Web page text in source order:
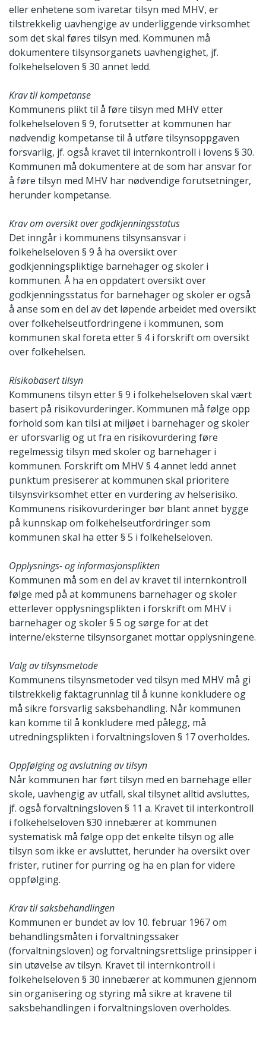
eller enhetene som ivaretar tilsyn med MHV, er
tilstrekkelig uavhengige av underliggende virksomhet
som det skal føres tilsyn med. Kommunen må
dokumentere tilsynsorganets uavhengighet, jf.
folkehelseloven § 30 annet ledd.
Krav til kompetanse
Kommunens plikt til å føre tilsyn med MHV etter
folkehelseloven § 9, forutsetter at kommunen har
nødvendig kompetanse til å utføre tilsynsoppgaven
forsvarlig, jf. også kravet til internkontroll i lovens § 30.
Kommunen må dokumentere at de som har ansvar for
å føre tilsyn med MHV har nødvendige forutsetninger,
herunder kompetanse.
Krav om oversikt over godkjenningsstatus
Det inngår i kommunens tilsynsansvar i
folkehelseloven § 9 å ha oversikt over
godkjenningspliktige barnehager og skoler i
kommunen. Å ha en oppdatert oversikt over
godkjenningsstatus for barnehager og skoler er også
å anse som en del av det løpende arbeidet med oversikt
over folkehelseutfordringene i kommunen, som
kommunen skal foreta etter § 4 i forskrift om oversikt
over folkehelsen.
Risikobasert tilsyn
Kommunens tilsyn etter § 9 i folkehelseloven skal vært
basert på risikovurderinger. Kommunen må følge opp
forhold som kan tilsi at miljøet i barnehager og skoler
er uforsvarlig og ut fra en risikovurdering føre
regelmessig tilsyn med skoler og barnehager i
kommunen. Forskrift om MHV § 4 annet ledd annet
punktum presiserer at kommunen skal prioritere
tilsynsvirksomhet etter en vurdering av helserisiko.
Kommunens risikovurderinger bør blant annet bygge
på kunnskap om folkehelseutfordringer som
kommunen skal ha etter § 5 i folkehelseloven.
Opplysnings- og informasjonsplikten
Kommunen må som en del av kravet til internkontroll
følge med på at kommunens barnehager og skoler
etterlever opplysningsplikten i forskrift om MHV i
barnehager og skoler § 5 og sørge for at det
interne/eksterne tilsynsorganet mottar opplysningene.
Valg av tilsynsmetode
Kommunens tilsynsmetoder ved tilsyn med MHV må gi
tilstrekkelig faktagrunnlag til å kunne konkludere og
må sikre forsvarlig saksbehandling. Når kommunen
kan komme til å konkludere med pålegg, må
utredningsplikten i forvaltningsloven § 17 overholdes.
Oppfølging og avslutning av tilsyn
Når kommunen har ført tilsyn med en barnehage eller
skole, uavhengig av utfall, skal tilsynet alltid avsluttes,
jf. også forvaltningsloven § 11 a. Kravet til interkontroll
i folkehelseloven §30 innebærer at kommunen
systematisk må følge opp det enkelte tilsyn og alle
tilsyn som ikke er avsluttet, herunder ha oversikt over
frister, rutiner for purring og ha en plan for videre
oppfølging.
Krav til saksbehandlingen
Kommunen er bundet av lov 10. februar 1967 om
behandlingsmåten i forvaltningssaker
(forvaltningsloven) og forvaltningsrettslige prinsipper i
sin utøvelse av tilsyn. Kravet til internkontroll i
folkehelseloven § 30 innebærer at kommunen gjennom
sin organisering og styring må sikre at kravene til
saksbehandlingen i forvaltningsloven overholdes.